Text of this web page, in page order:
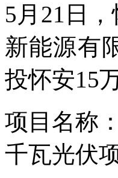
5月21日
新能源有
投怀安15
项目名称
千瓦光伏